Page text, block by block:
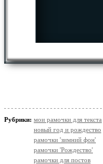
Рубрики: мои рамочки для текста
новый год и рождество
рамочки 'зимний фон'
рамочки 'Рождество'
рамочки для постов